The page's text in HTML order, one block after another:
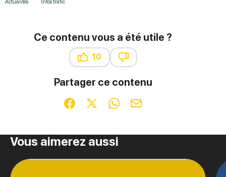
Actualités Infos trafic
Ce contenu vous a été utile ?
10
Partager ce contenu
Partager sur Facebook (nouvelle fenêtre)
Partager sur X / Twitter (nouvelle
Partager sur WhatsApp
Partager par mail
Vous aimerez aussi